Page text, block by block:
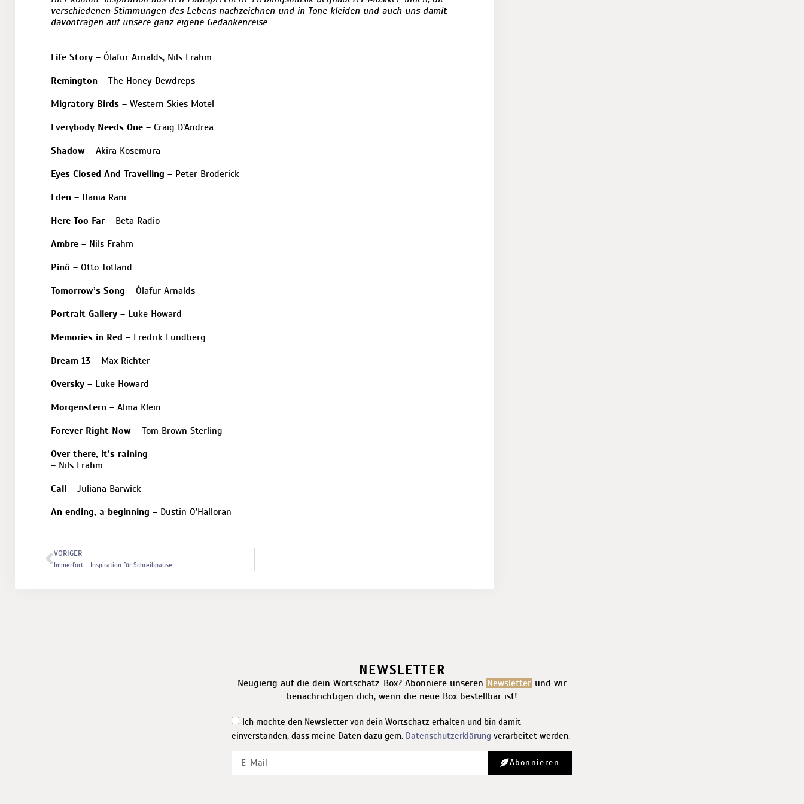
verschiedenen Stimmungen des Lebens nachzeichnen und in Töne kleiden und auch uns damit
davontragen auf unsere ganz eigene Gedankenreise…
Life Story – Ólafur Arnalds, Nils Frahm
Remington – The Honey Dewdreps
Migratory Birds – Western Skies Motel
Everybody Needs One – Craig D’Andrea
Shadow – Akira Kosemura
Eyes Closed And Travelling – Peter Broderick
Eden – Hania Rani
Here Too Far– Beta Radio
Ambre – Nils Frahm
Pinô – Otto Totland
Tomorrow’s Song – Ólafur Arnalds
Portrait Gallery – Luke Howard
Memories in Red – Fredrik Lundberg
Dream 13 – Max Richter
Oversky – Luke Howard
Morgenstern – Alma Klein
Forever Right Now – Tom Brown Sterling
Over there, it’s raining
– Nils Frahm
Call – Juliana Barwick
An ending, a beginning – Dustin O’Halloran
VORIGER
Immerfort – Inspiration für Schreibpause
NEWSLETTER
Neugierig auf die dein Wortschatz-Box? Abonniere unseren Newsletter und wir
benachrichtigen dich, wenn die neue Box bestellbar ist!
Ich möchte den Newsletter von dein Wortschatz erhalten und bin damit
einverstanden, dass meine Daten dazu gem.
Datenschutzerklärung verarbeitet werden.
Abonnieren